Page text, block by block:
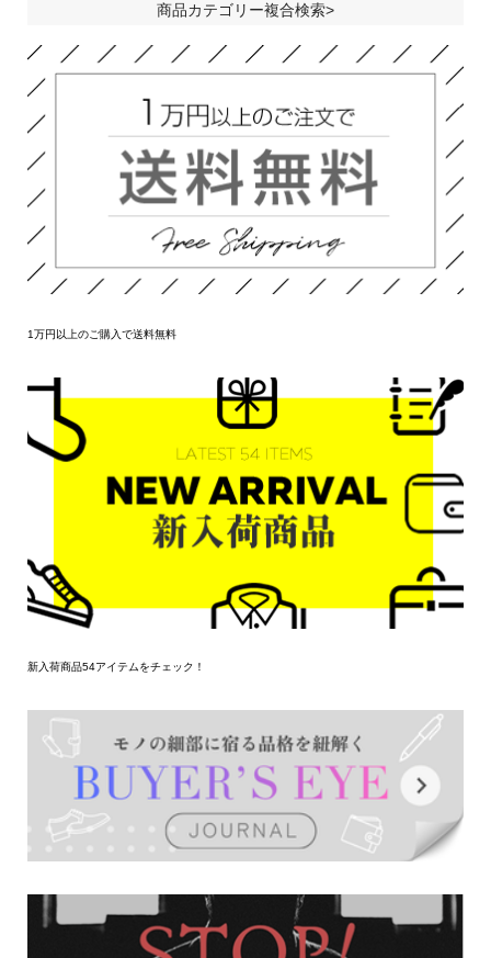
商品カテゴリー複合検索>
1万円以上のご購入で送料無料
新入荷商品54アイテムをチェック！